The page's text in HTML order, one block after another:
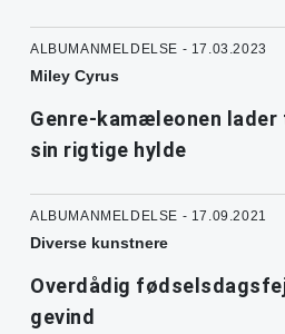
ALBUMANMELDELSE - 17.03.2023
Miley Cyrus
Genre-kamæleonen
sin rigtige hylde
ALBUMANMELDELSE - 17.09.2021
Diverse kunstnere
Overdådig
gevind